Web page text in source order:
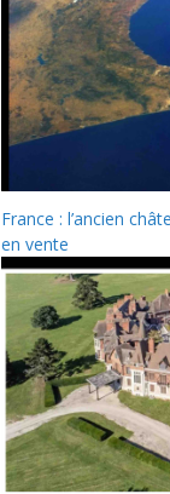
France : l’ancien
en vente